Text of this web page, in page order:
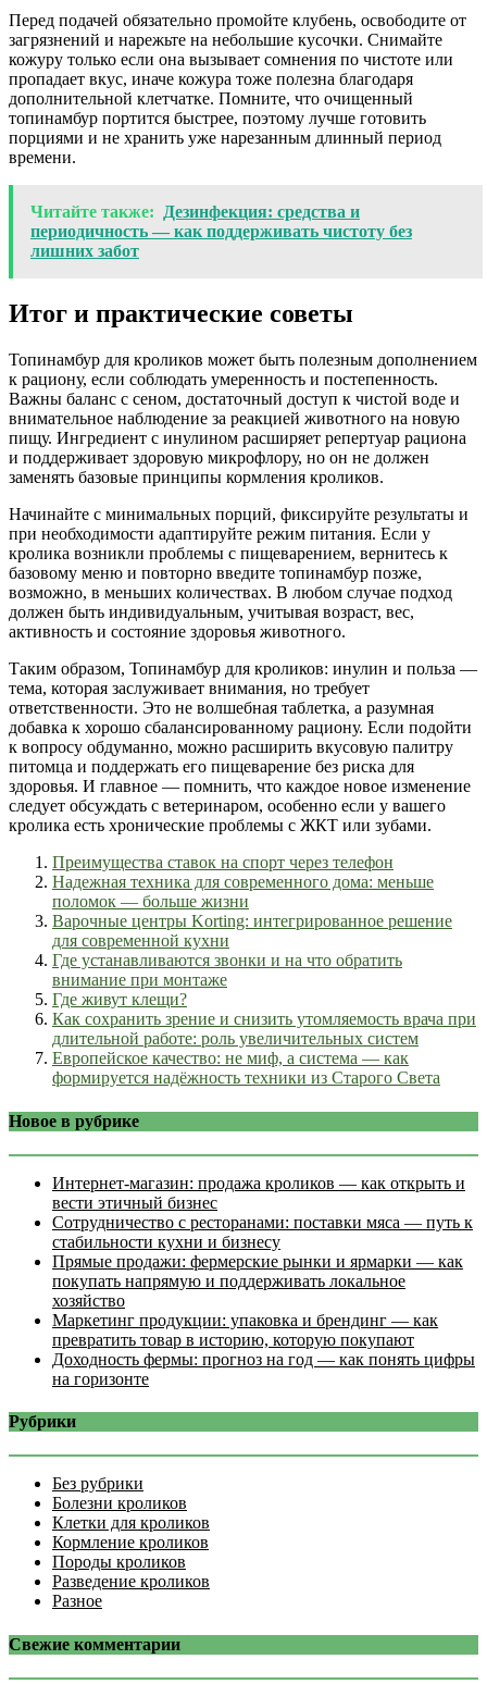
Перед подачей обязательно промойте клубень, освободите от
загрязнений и нарежьте на небольшие кусочки. Снимайте
кожуру только если она вызывает сомнения по чистоте или
пропадает вкус, иначе кожура тоже полезна благодаря
дополнительной клетчатке. Помните, что очищенный
топинамбур портится быстрее, поэтому лучше готовить
порциями и не хранить уже нарезанным длинный период
времени.
Читайте также:
Дезинфекция: средства и
периодичность — как поддерживать чистоту без
лишних забот
Итог и практические советы
Топинамбур для кроликов может быть полезным дополнением
к рациону, если соблюдать умеренность и постепенность.
Важны баланс с сеном, достаточный доступ к чистой воде и
внимательное наблюдение за реакцией животного на новую
пищу. Ингредиент с инулином расширяет репертуар рациона
и поддерживает здоровую микрофлору, но он не должен
заменять базовые принципы кормления кроликов.
Начинайте с минимальных порций, фиксируйте результаты и
при необходимости адаптируйте режим питания. Если у
кролика возникли проблемы с пищеварением, вернитесь к
базовому меню и повторно введите топинамбур позже,
возможно, в меньших количествах. В любом случае подход
должен быть индивидуальным, учитывая возраст, вес,
активность и состояние здоровья животного.
Таким образом, Топинамбур для кроликов: инулин и польза —
тема, которая заслуживает внимания, но требует
ответственности. Это не волшебная таблетка, а разумная
добавка к хорошо сбалансированному рациону. Если подойти
к вопросу обдуманно, можно расширить вкусовую палитру
питомца и поддержать его пищеварение без риска для
здоровья. И главное — помнить, что каждое новое изменение
следует обсуждать с ветеринаром, особенно если у вашего
кролика есть хронические проблемы с ЖКТ или зубами.
Преимущества ставок на спорт через телефон
Надежная техника для современного дома: меньше
поломок — больше жизни
Варочные центры Korting: интегрированное решение
для современной кухни
Где устанавливаются звонки и на что обратить
внимание при монтаже
Где живут клещи?
Как сохранить зрение и снизить утомляемость врача при
длительной работе: роль увеличительных систем
Европейское качество: не миф, а система — как
формируется надёжность техники из Старого Света
Новое в рубрике
Интернет‑магазин: продажа кроликов — как открыть и
вести этичный бизнес
Сотрудничество с ресторанами: поставки мяса — путь к
стабильности кухни и бизнесу
Прямые продажи: фермерские рынки и ярмарки — как
покупать напрямую и поддерживать локальное
хозяйство
Маркетинг продукции: упаковка и брендинг — как
превратить товар в историю, которую покупают
Доходность фермы: прогноз на год — как понять цифры
на горизонте
Рубрики
Без рубрики
Болезни кроликов
Клетки для кроликов
Кормление кроликов
Породы кроликов
Разведение кроликов
Разное
Свежие комментарии